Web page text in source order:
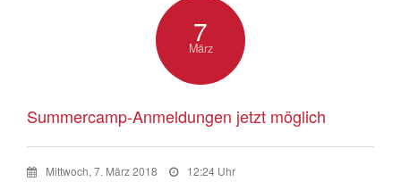
7
März
Summercamp-Anmeldungen jetzt möglich
Mittwoch, 7. März 2018 12:24 Uhr